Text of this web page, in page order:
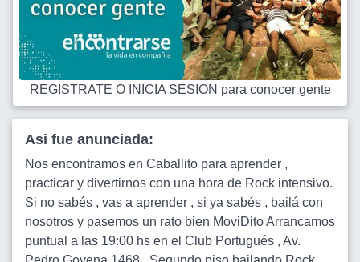
REGISTRATE O INICIA SESION para conocer gente
Asi fue anunciada:
Nos encontramos en Caballito para aprender ,
practicar y divertirnos con una hora de Rock intensivo.
Si no sabés , vas a aprender , si ya sabés , bailá con
nosotros y pasemos un rato bien MoviDito Arrancamos
puntual a las 19:00 hs en el Club Portugués , Av.